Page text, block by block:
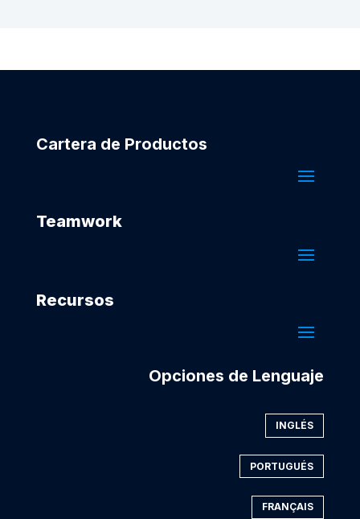
Cartera de Productos
Teamwork
Recursos
Opciones de Lenguaje
INGLÉS
PORTUGUÉS
FRANÇAIS